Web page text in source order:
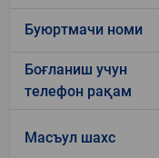
Буюртмачи номи
Боғланиш учун
телефон рақам
Масъул шахс